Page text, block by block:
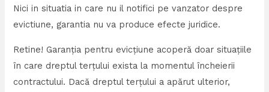
Nici in situatia in care nu il notifici pe vanzator despre
evictiune, garantia nu va produce efecte juridice.
Retine! Garanția pentru evicțiune acoperă doar situațiile
în care dreptul terțului exista la momentul încheierii
contractului. Dacă dreptul terțului a apărut ulterior,